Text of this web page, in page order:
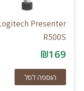
Logitech
הוספה לסל